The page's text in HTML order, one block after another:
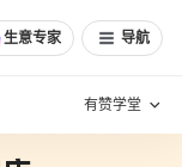
生意专家 导航
有赞学堂